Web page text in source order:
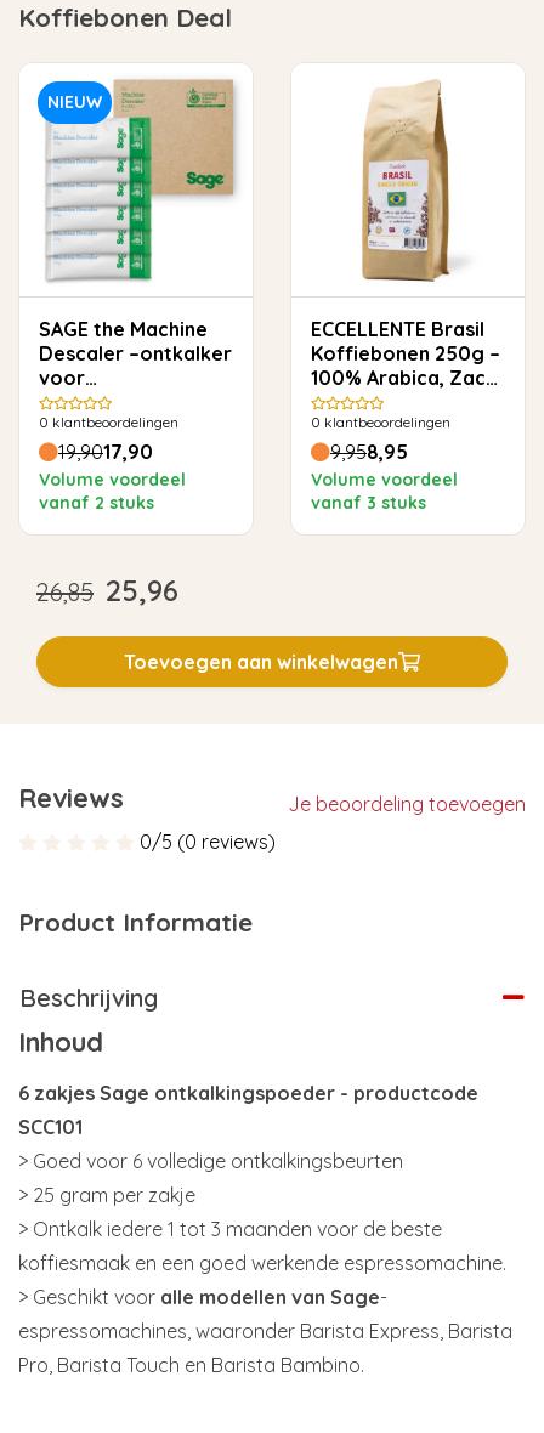
Koffiebonen Deal
NIEUW
SAGE the Machine
Descaler –ontkalker
voor
espressomachines -
6 x 25g (SCC101)
0 klantbeoordelingen
19,9017,90
Volume voordeel
vanaf 2 stuks
ECCELLENTE Brasil
Koffiebonen 250g –
100% Arabica, Zacht
& Rond
0 klantbeoordelingen
9,958,95
Volume voordeel
vanaf 3 stuks
26,85 25,96
Toevoegen aan winkelwagen
Reviews
Je beoordeling toevoegen
0/5 (0 reviews)
Product Informatie
Beschrijving
Inhoud
6 zakjes Sage ontkalkingspoeder - productcode
SCC101
> Goed voor 6 volledige ontkalkingsbeurten
> 25 gram per zakje
> Ontkalk iedere 1 tot 3 maanden voor de beste
koffiesmaak en een goed werkende espressomachine.
> Geschikt voor alle modellen van Sage-
espressomachines, waaronder Barista Express, Barista
Pro, Barista Touch en Barista Bambino.